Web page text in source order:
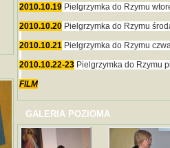
2010.10.19 Pielgrzymka do Rzymu
2010.10.20 Pielgrzymka do Rzymu
2010.10.21 Pielgrzymka do Rzymu
2010.10.22-23 Pielgrzymka do Rzymu
FILM
GALERIA POZIOMA